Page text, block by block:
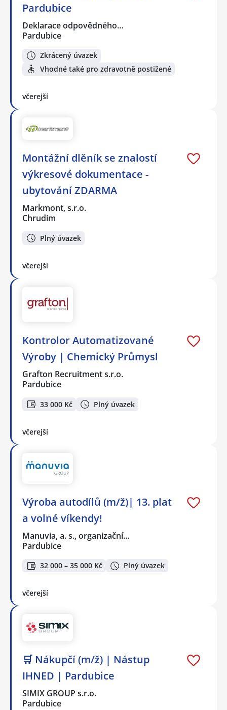
Pardubice
Deklarace odpovědného…
Pardubice
Zkrácený úvazek
Vhodné také pro zdravotně postižené
včerejší
Montážní dlěník se znalostí
výkresové dokumentace -
ubytování ZDARMA
Markmont, s.r.o.
Chrudim
Plný úvazek
včerejší
Kontrolor Automatizované
Výroby | Chemický Průmysl
Grafton Recruitment s.r.o.
Pardubice
33 000 Kč Plný úvazek
včerejší
Výroba autodílů (m/ž)| 13. plat
a volné víkendy!
Manuvia, a. s., organizační…
Pardubice
32 000 – 35 000 Kč Plný úvazek
včerejší
🛒 Nákupčí (m/ž) | Nástup
IHNED | Pardubice
SIMIX GROUP s.r.o.
Pardubice